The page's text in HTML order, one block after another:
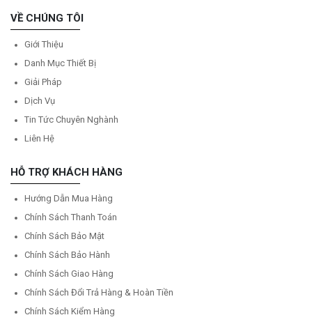
VỀ CHÚNG TÔI
Giới Thiệu
Danh Mục Thiết Bị
Giải Pháp
Dịch Vụ
Tin Tức Chuyên Nghành
Liên Hệ
HỖ TRỢ KHÁCH HÀNG
Hướng Dẫn Mua Hàng
Chính Sách Thanh Toán
Chính Sách Bảo Mật
Chính Sách Bảo Hành
Chính Sách Giao Hàng
Chính Sách Đổi Trả Hàng & Hoàn Tiền
Chính Sách Kiểm Hàng